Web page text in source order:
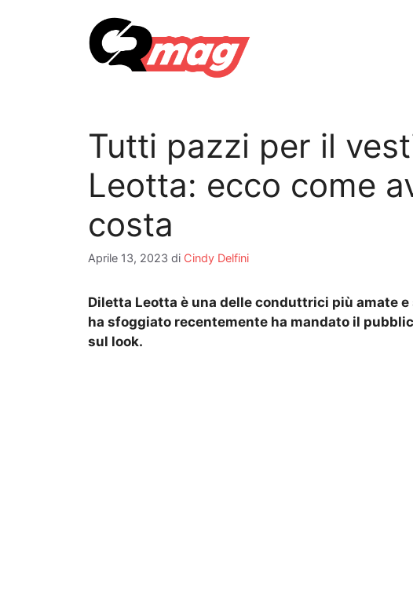
Tutti pazzi per il
Leotta: ecco come
costa
Aprile 13, 2023 di Cindy Delfini
Diletta Leotta è una delle conduttrici più amate
ha sfoggiato recentemente ha mandato il
sul look.